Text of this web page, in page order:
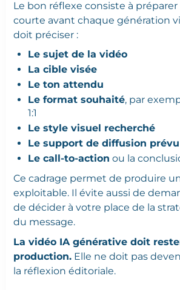
Le bon réflexe consiste à préparer
courte avant chaque génération
doit préciser :
Le sujet de la vidéo
La cible visée
Le ton attendu
Le format souhaité, par
1:1
Le style visuel recherché
Le support de diffusion prévu
Le call-to-action ou la
Ce cadrage permet de produire
exploitable. Il évite aussi de
de décider à votre place de la
du message.
La vidéo IA générative doit
production. Elle ne doit pas
la réflexion éditoriale.